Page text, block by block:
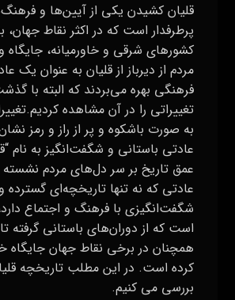
قلیان کشیدن یکی از آیین‌ها و
پرطرفدار است که در اکثر نقاط جهان،
کشورهای شرقی و خاورمیانه، جایگاه
مردم از دیرباز از قلیان به عنوان یک
فرهنگی بهره می‌بردند که البته با
تغییراتی را در آن مشاهده
به صورت باشکوه و پر از راز و رمز
عادتی باستانی و شگفت‌انگیز به نام
عمق تاریخ بر سر دل‌های مردم
عادتی که نه تنها تاریخچه‌ای گسترده
شگفت‌انگیزی با فرهنگ و اجتماع
است که از دوران‌های باستانی گرفته
همچنان در برخی نقاط جهان جایگاه
کرده است. در این مطلب تاریخچه
بررسی می کنیم.